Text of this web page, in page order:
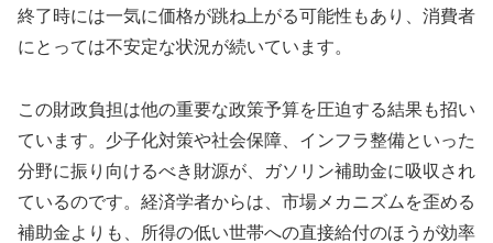
終了時には一気に価格が跳ね上がる可能性もあり、消費者
にとっては不安定な状況が続いています。
この財政負担は他の重要な政策予算を圧迫する結果も招い
ています。少子化対策や社会保障、インフラ整備といった
分野に振り向けるべき財源が、ガソリン補助金に吸収され
ているのです。経済学者からは、市場メカニズムを歪める
補助金よりも、所得の低い世帯への直接給付のほうが効率